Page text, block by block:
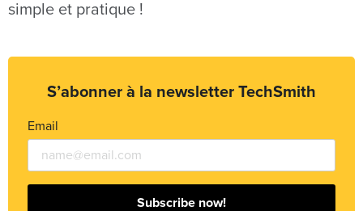
simple et pratique !
S’abonner à la newsletter TechSmith
Email
Subscribe now!